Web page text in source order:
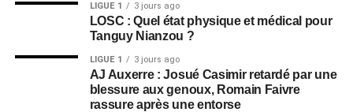
LIGUE 1 3 jours ago
LOSC : Quel état physique et médical pour
Tanguy Nianzou ?
LIGUE 1 3 jours ago
AJ Auxerre : Josué Casimir retardé par une
blessure aux genoux, Romain Faivre
rassure après une entorse